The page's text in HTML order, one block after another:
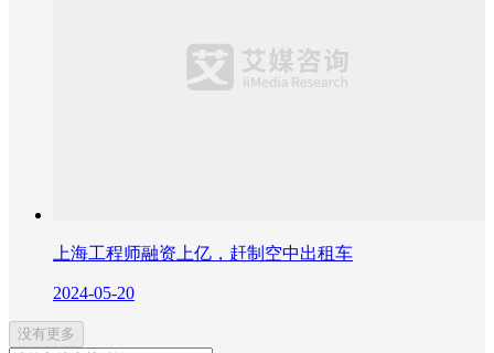
上海工程师融资上亿，赶制空中出租车
2024-05-20
没有更多